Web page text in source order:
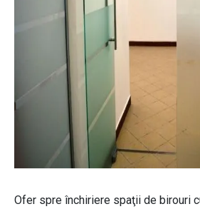
Ofer spre închiriere spaţii de birouri